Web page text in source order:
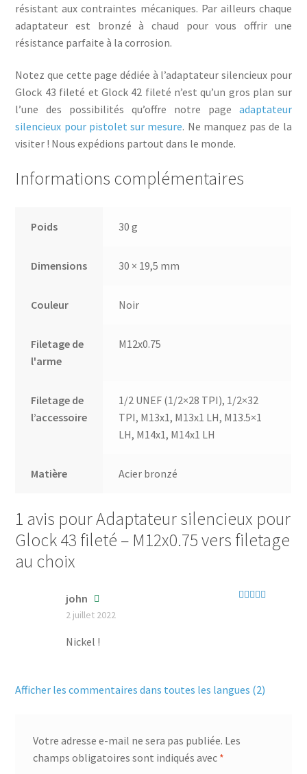
résistant aux contraintes mécaniques. Par ailleurs chaque
adaptateur est bronzé à chaud pour vous offrir une
résistance parfaite à la corrosion.
Notez que cette page dédiée à l’adaptateur silencieux pour
Glock 43 fileté et Glock 42 fileté n’est qu’un gros plan sur
l’une des possibilités qu’offre notre page adaptateur
silencieux pour pistolet sur mesure. Ne manquez pas de la
visiter ! Nous expédions partout dans le monde.
Informations complémentaires
Poids 30 g
Dimensions 30 × 19,5 mm
Couleur Noir
Filetage de
l'arme
M12x0.75
Filetage de
l’accessoire
1/2 UNEF (1/2×28 TPI), 1/2×32
TPI, M13x1, M13x1 LH, M13.5×1
LH, M14x1, M14x1 LH
Matière Acier bronzé
1 avis pourAdaptateur silencieux pour
Glock 43 fileté – M12x0.75 vers filetage
au choix
john
2 juillet 2022
Nickel !
Afficher les commentaires dans toutes les langues (2)
Votre adresse e-mail ne sera pas publiée. Les
champs obligatoires sont indiqués avec *